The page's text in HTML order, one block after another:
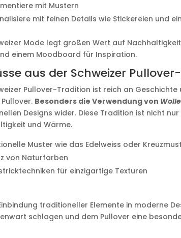
mit Mustern
mit feinen Details wie Stickereien und
Mode legt großen Wert auf
einem Moodboard für Inspiration.
aus der Schweizer
Pullover-Tradition ist reich an
Besonders die Verwendung von Wolle
Designs wider. Diese Tradition ist nicht
und Wärme.
Muster wie das Edelweiss oder
von Naturfarben
für einzigartige Texturen
traditioneller Elemente in moderne
schlagen und dem Pullover eine